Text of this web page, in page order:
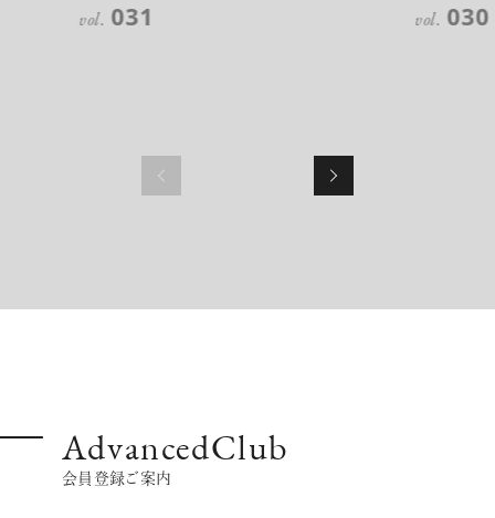
vol. 031 vol. 030
AdvancedClub
会員登録ご案内